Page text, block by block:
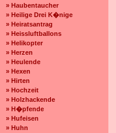
» Haubentaucher
» Heilige Drei K�nige
» Heiratsantrag
» Heissluftballons
» Helikopter
» Herzen
» Heulende
» Hexen
» Hirten
» Hochzeit
» Holzhackende
» H�pfende
» Hufeisen
» Huhn